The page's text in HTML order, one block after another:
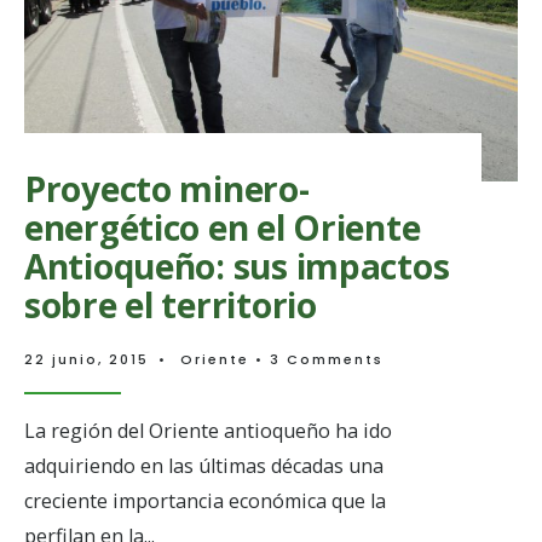
Proyecto minero-
energético en el Oriente
Antioqueño: sus impactos
sobre el territorio
22 junio, 2015 • Oriente • 3 Comments
La región del Oriente antioqueño ha ido
adquiriendo en las últimas décadas una
creciente importancia económica que la
perfilan en la...